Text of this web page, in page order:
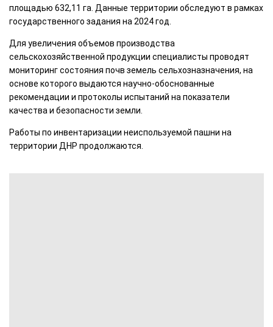
площадью 632,11 га. Данные территории обследуют в рамках
государственного задания на 2024 год.
Для увеличения объемов производства
сельскохозяйственной продукции специалисты проводят
мониторинг состояния почв земель сельхозназначения, на
основе которого выдаются научно-обоснованные
рекомендации и протоколы испытаний на показатели
качества и безопасности земли.
Работы по инвентаризации неиспользуемой пашни на
территории ДНР продолжаются.